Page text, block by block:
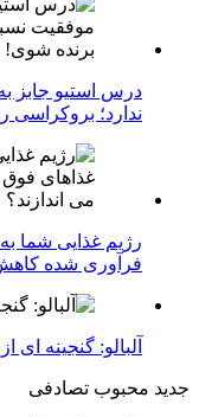
درس استیو جابز
ندارد؛ بروکراسی
رژیم غذایی شما
فرآوری شده
آلبالو: گنجینه
جدید محبوب تصادفی